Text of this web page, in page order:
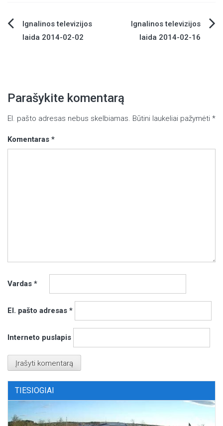
Navigacija
Ignalinos televizijos
laida 2014-02-02
Ignalinos televizijos
laida 2014-02-16
Parašykite komentarą
El. pašto adresas nebus skelbiamas. Būtini laukeliai pažymėti *
Komentaras *
Vardas *
El. pašto adresas *
Interneto puslapis
TIESIOGIAI